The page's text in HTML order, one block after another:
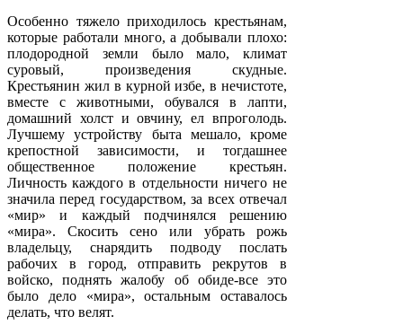
Особенно тяжело приходилось крестьянам,
которые работали много, а добывали плохо:
плодородной земли было мало, климат
суровый, произведения скудные.
Крестьянин жил в курной избе, в нечистоте,
вместе с животными, обувался в лапти,
домашний холст и овчину, ел впроголодь.
Лучшему устройству быта мешало, кроме
крепостной зависимости, и тогдашнее
общественное положение крестьян.
Личность каждого в отдельности ничего не
значила перед государством, за всех отвечал
«мир» и каждый подчинялся решению
«мира». Скосить сено или убрать рожь
владельцу, снарядить подводу послать
рабочих в город, отправить рекрутов в
войско, поднять жалобу об обиде-все это
было дело «мира», остальным оставалось
делать, что велят.